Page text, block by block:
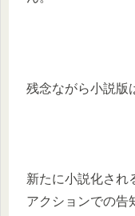
残念ながら小説版
新たに小説化され
アクションでの告